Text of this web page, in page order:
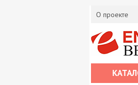
О проекте